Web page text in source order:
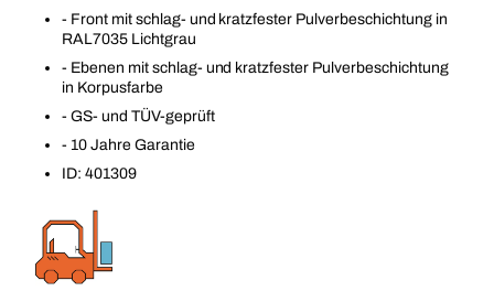
- Front mit schlag- und kratzfester Pulverbeschichtung in
RAL7035 Lichtgrau
- Ebenen mit schlag- und kratzfester Pulverbeschichtung
in Korpusfarbe
- GS- und TÜV-geprüft
- 10 Jahre Garantie
ID: 401309